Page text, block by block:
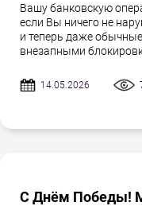
Вашу банковскую
если Вы ничего не
и теперь даже
внезапными
14.05.2026
С Днём Победы!